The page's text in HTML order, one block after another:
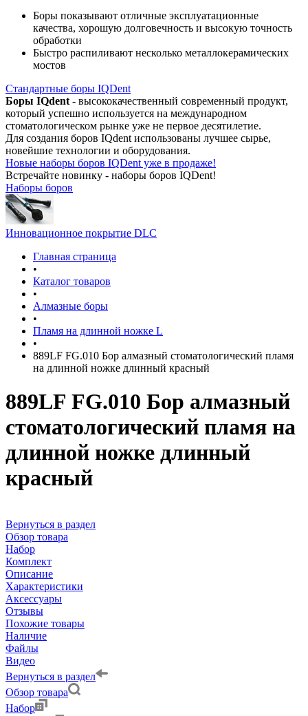
Боры показывают отличные эксплуатационные
качества, хорошую долговечность и высокую точность
обработки
Быстро распиливают несколько металлокерамических
мостов
Стандартные боры IQDent
Боры IQdent - высококачественный современный продукт,
который успешно используется на международном
стоматологическом рынке уже не первое десятилетие.
Для создания боров IQdent использованы лучшее сырье,
новейшие технологии и оборудования.
Новые наборы боров IQDent уже в продаже!
Встречайте новинку - наборы боров IQDent!
Наборы боров
Инновационное покрытие DLC
Главная страница
•
Каталог товаров
•
Алмазные боры
•
Пламя на длинной ножке L
•
889LF FG.010 Бор алмазный стоматологический пламя
на длинной ножке длинный красный
889LF FG.010 Бор алмазный
стоматологический пламя на
длинной ножке длинный
красный
Вернуться в раздел
Обзор товара
Набор
Комплект
Описание
Характеристики
Аксессуары
Отзывы
Похожие товары
Наличие
Файлы
Видео
Вернуться в раздел
Обзор товара
Набор